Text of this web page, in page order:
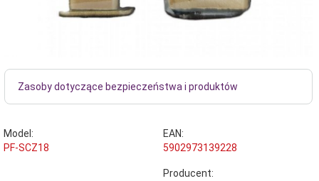
Zasoby dotyczące bezpieczeństwa i produktów
Model:
PF-SCZ18
EAN:
5902973139228
Producent: